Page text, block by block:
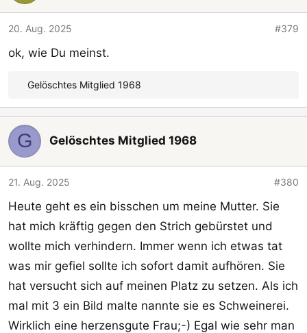
20. Aug. 2025 #379
ok, wie Du meinst.
e
k
t
i
o
e
n
:
Gelöschtes Mitglied 1968
G Gelöschtes Mitglied 1968
21. Aug. 2025 #380
Heute geht es ein bisschen um meine Mutter. Sie
hat mich kräftig gegen den Strich gebürstet und
wollte mich verhindern. Immer wenn ich etwas tat
was mir gefiel sollte ich sofort damit aufhören. Sie
hat versucht sich auf meinen Platz zu setzen. Als ich
mal mit 3 ein Bild malte nannte sie es Schweinerei.
Wirklich eine herzensgute Frau;-) Egal wie sehr man